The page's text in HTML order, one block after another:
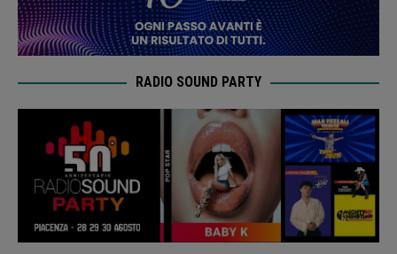
RADIO SOUND PARTY